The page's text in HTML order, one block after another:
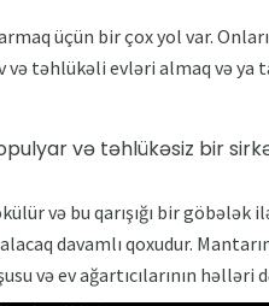
üçün bir çox yol var.
təhlükəli evləri almaq və ya
və təhlükəsiz bir
və bu qarışığı bir
davamlı qoxudur.
və ev ağartıcılarının həlləri